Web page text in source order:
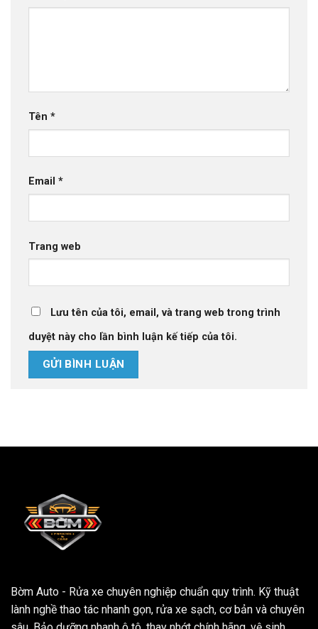
Tên *
Email *
Trang web
Lưu tên của tôi, email, và trang web trong trình
duyệt này cho lần bình luận kế tiếp của tôi.
Bờm Auto - Rửa xe chuyên nghiệp chuẩn quy trình. Kỹ thuật
lành nghề thao tác nhanh gọn, rửa xe sạch, cơ bản và chuyên